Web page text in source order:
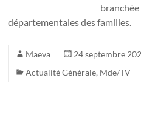
branchée
départementales des familles.
Maeva
24 septembre
Actualité Générale, Mde/TV